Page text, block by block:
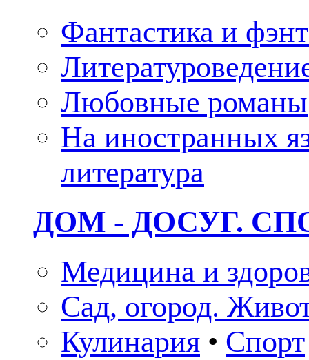
Фантастика и
Любовные романы
На иностранных
литература
ДОМ - ДОСУГ.
Медицина и
Сад, огород.
Кулинария • Спорт